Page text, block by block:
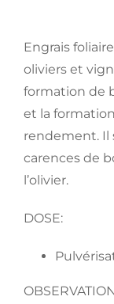
Engrais
oliviers et
formation de
et la
rendement. Il
carences de
l’olivier.
DOSE: